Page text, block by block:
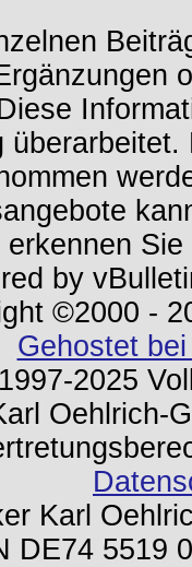
erkennen
by
©2000 -
Gehostet
2025
Oehlrich-
Karl
DE74 5519